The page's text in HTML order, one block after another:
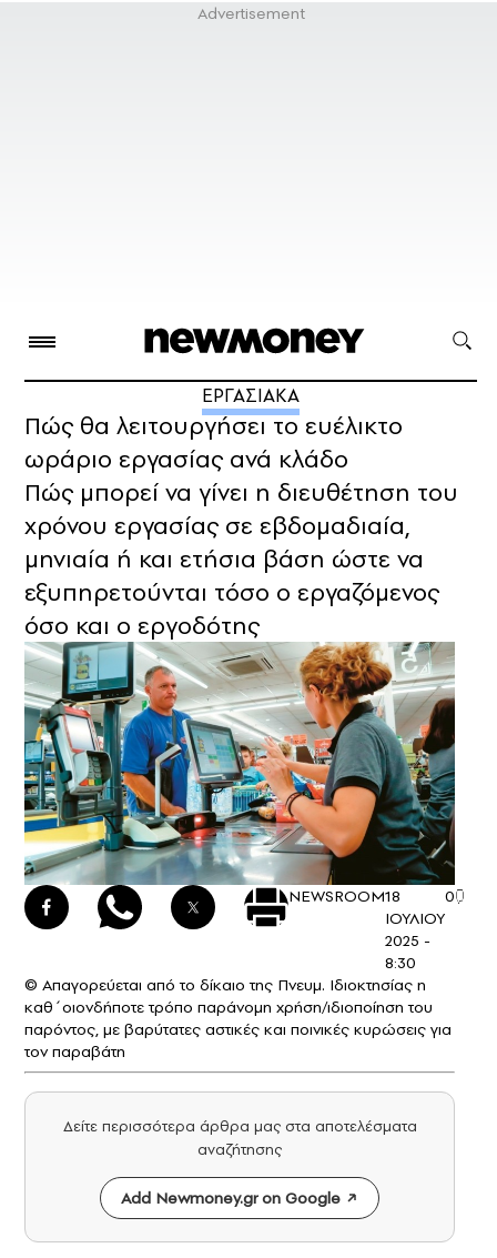
ΕΡΓΑΣΙΑΚΑ
Πώς θα λειτουργήσει το ευέλικτο
ωράριο εργασίας ανά κλάδο
Πώς μπορεί να γίνει η διευθέτηση του
χρόνου εργασίας σε εβδομαδιαία,
μηνιαία ή και ετήσια βάση ώστε να
εξυπηρετούνται τόσο ο εργαζόμενος
όσο και ο εργοδότης
NEWSROOM18
ΙΟΥΛΙΟΥ
2025 -
8:30
0
© Απαγορεύεται από το δίκαιο της Πνευμ. Ιδιοκτησίας η
καθ΄οιονδήποτε τρόπο παράνομη χρήση/ιδιοποίηση του
παρόντος, με βαρύτατες αστικές και ποινικές κυρώσεις για
τον παραβάτη
Δείτε περισσότερα άρθρα μας στα αποτελέσματα
αναζήτησης
Add Newmoney.gr on Google